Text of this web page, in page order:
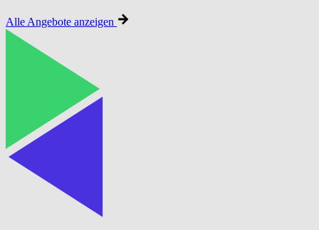
Alle Angebote anzeigen